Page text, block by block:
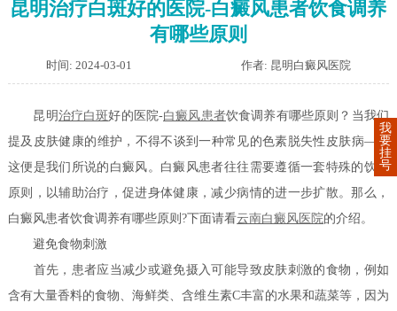
昆明治疗白斑好的医院-白癜风患者饮食调养
有哪些原则
时间: 2024-03-01 作者: 昆明白癜风医院
昆明治疗白斑好的医院-白癜风患者饮食调养有哪些原则？当我们
提及皮肤健康的维护，不得不谈到一种常见的色素脱失性皮肤病——
这便是我们所说的白癜风。白癜风患者往往需要遵循一套特殊的饮食
原则，以辅助治疗，促进身体健康，减少病情的进一步扩散。那么，
白癜风患者饮食调养有哪些原则?下面请看云南白癜风医院的介绍。
避免食物刺激
首先，患者应当减少或避免摄入可能导致皮肤刺激的食物，例如
含有大量香料的食物、海鲜类、含维生素C丰富的水果和蔬菜等，因为
我
要
挂
号